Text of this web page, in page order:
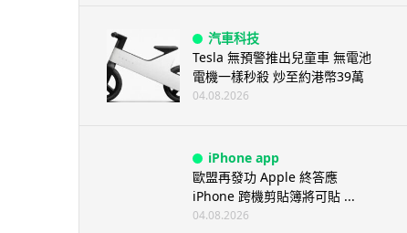
汽車科技
Tesla 無預警推出兒童車 無電池
電機一樣秒殺 炒至約港幣39萬
04.08.2026
iPhone app
歐盟再發功 Apple 終答應
iPhone 跨機剪貼簿將可貼 ...
04.08.2026